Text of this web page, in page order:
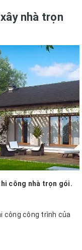
nhà trọn
công nhà trọn gói.
công công trình của